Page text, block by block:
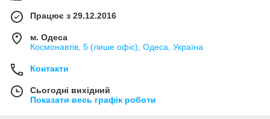
Працює з 29.12.2016
м. Одеса
Космонавтів, 5 (лише офіс), Одеса, Україна
Контакти
Сьогодні вихідний
Показати весь графік роботи